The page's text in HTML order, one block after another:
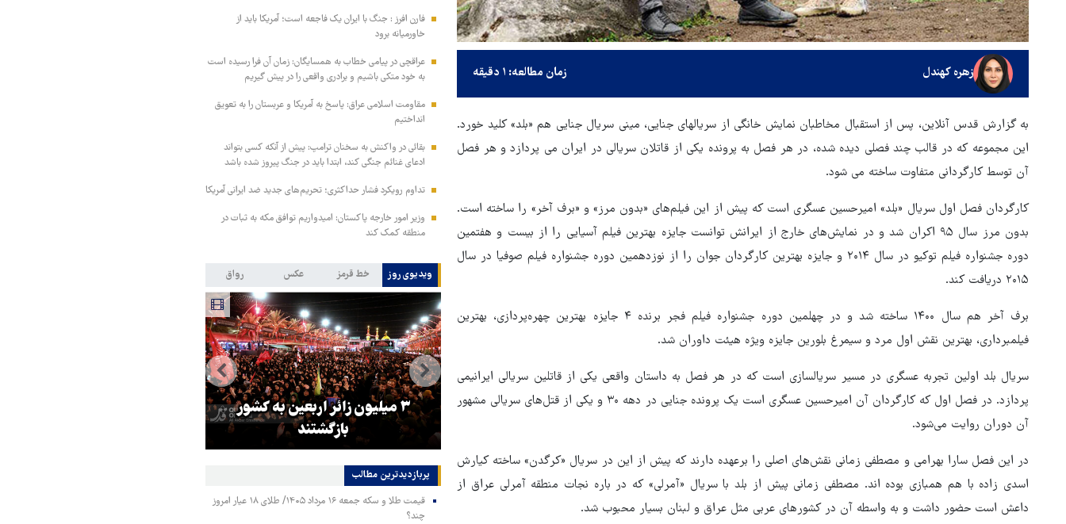
زهره کهندل زمان مطالعه: ۱ دقیقه
به گزارش قدس آنلاین، پس از استقبال مخاطبان نمایش خانگی از سریالهای جنایی، مینی سریال جنایی هم «بلد» کلید خورد.
این مجموعه که در قالب چند فصلی دیده شده، در هر فصل به پرونده یکی از قاتلان سریالی در ایران می پردازد و هر فصل
آن توسط کارگردانی متفاوت ساخته می شود.
کارگردان فصل اول سریال «بلد» امیرحسین عسگری است که پیش از این فیلم‌های «بدون مرز» و «برف آخر» را ساخته است.
بدون مرز سال ۹۵ اکران شد و در نمایش‌های خارج از ایرانش توانست جایزه بهترین فیلم آسیایی را از بیست و هفتمین
دوره جشنواره فیلم توکیو در سال ۲۰۱۴ و جایزه بهترین کارگردان جوان را از نوزدهمین دوره جشنواره فیلم صوفیا در سال
۲۰۱۵ دریافت کند.
برف آخر هم سال ۱۴۰۰ ساخته شد و در چهلمین دوره جشنواره فیلم فجر برنده ۴ جایزه بهترین چهره‌پردازی، بهترین
فیلمبرداری، بهترین نقش اول مرد و سیمرغ بلورین جایزه ویژه هیئت داوران شد.
سریال بلد اولین تجربه عسگری در مسیر سریالسازی است که در هر فصل به داستان واقعی یکی از قاتلین سریالی ایرانیمی
پردازد. در فصل اول که کارگردان آن امیرحسین عسگری است یک پرونده جنایی در دهه ۳۰ و یکی از قتل‌های سریالی مشهور
آن دوران روایت می‌شود.
در این فصل سارا بهرامی‌ و مصطفی زمانی نقش‌های اصلی را برعهده دارند که پیش از این در سریال «کرگدن» ساخته کیارش
اسدی زاده با هم همبازی بوده اند. مصطفی زمانی پیش از بلد با سریال «آمرلی» که در باره نجات منطقه آمرلی عراق از
داعش است حضور داشت و به واسطه آن در کشورهای عربی مثل عراق و لبنان بسیار محبوب شد.
فارن افرز : جنگ با ایران یک فاجعه است؛ آمریکا باید از
خاورمیانه برود
عراقچی در پیامی خطاب به همسایگان: زمان آن فرا رسیده است
به خود متکی باشیم و برادری واقعی را در پیش گیریم
مقاومت اسلامی عراق: پاسخ به آمریکا و عربستان را به تعویق
انداختیم
بقائی در واکنش به سخنان ترامپ: پیش از آنکه کسی بتواند
ادعای غنائم جنگی کند، ابتدا باید در جنگ پیروز شده باشد
تداوم رویکرد فشار حداکثری؛ تحریم‌های جدید ضد ایرانی آمریکا
وزیر امور خارجه پاکستان: امیدواریم توافق مکه به ثبات در
منطقه کمک کند
ویدیوی روز خط قرمز عکس رواق
هماهنگی محور مقاومت، آمریکا را
ترامپ نماد فساد، اقتدارگرایی و
۳ میلیون زائر اربعین به کشور
بازگشتند
پربازدیدترین‌ مطالب
قیمت طلا و سکه جمعه ۱۶ مرداد ۱۴۰۵/ طلای ۱۸ عیار امروز
چند؟